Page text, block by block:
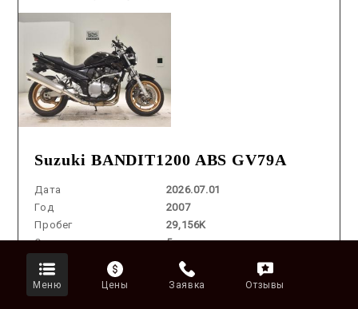
Suzuki BANDIT1200 ABS GV79A
Дата
2026.07.01
Год
2007
Пробег
29,156K
Оценка
5
Лот
№ 5083
Объем
1200 cm3
Цвет
Меню Цены Заявка Отзывы